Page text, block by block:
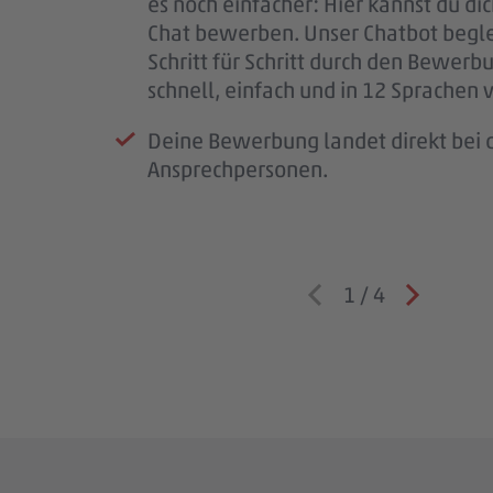
Chat bewerben. Unser Chatbot
Schritt für Schritt durch den
schnell, einfach und in 12 Sprachen
Deine Bewerbung landet direkt bei
Ansprechpersonen.
wichtig.
Wenn wir Rückfragen haben,
1 / 4